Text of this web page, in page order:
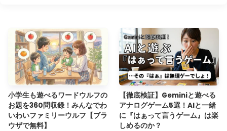
小学生も遊べるワードウルフの
お題を360問収録！みんなでわ
いわいファミリーウルフ【ブラ
ウザで無料】
【徹底検証】Geminiと遊べる
アナログゲーム5選！AIと一緒
に『はぁって言うゲーム』は楽
しめるのか？